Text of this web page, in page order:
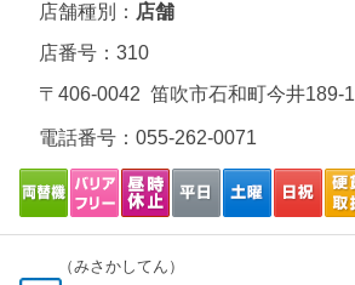
店舗種別： 店舗
店番号：310
〒406-0042 笛吹市石和町今井189-1
電話番号： 055-262-0071
（みさかしてん）